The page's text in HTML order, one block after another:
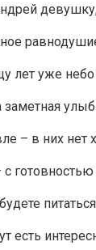
лет уже небо
– в них нет
есть